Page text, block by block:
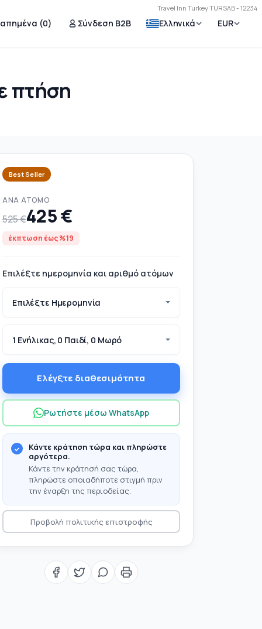
Travel Inn Turkey TURSAB - 12234
(0) Σύνδεση B2B Ελληνικά EUR
πτήση
Best Seller
ΑΝΆ ΆΤΟΜΟ
525 €425 €
έκπτωση έως %19
Επιλέξτε ημερομηνία και αριθμό ατόμων
Επιλέξτε Ημερομηνία
1 Ενήλικας, 0 Παιδί, 0 Μωρό
Ελέγξτε διαθεσιμότητα
Ρωτήστε μέσω WhatsApp
Κάντε κράτηση τώρα και πληρώστε
αργότερα.
Κάντε την κράτησή σας τώρα,
πληρώστε οποιαδήποτε στιγμή πριν
την έναρξη της περιοδείας.
Προβολή πολιτικής επιστροφής